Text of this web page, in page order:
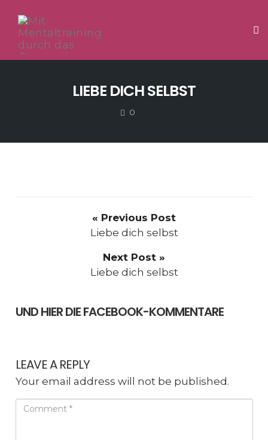
LIEBE DICH SELBST
0
« Previous Post
Liebe dich selbst
Next Post »
Liebe dich selbst
UND HIER DIE FACEBOOK-KOMMENTARE
LEAVE A REPLY
Your email address will not be published.